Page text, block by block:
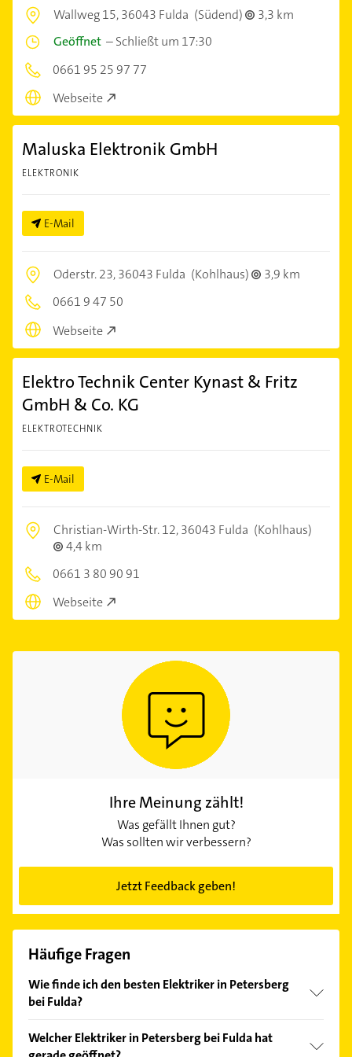
Wallweg 15,36043 Fulda (Südend)
3,3 km
Geöffnet –Schließt um 17:30
0661 95 25 97 77
Webseite
Maluska Elektronik GmbH
ELEKTRONIK
E-Mail
Oderstr. 23,36043 Fulda (Kohlhaus)
3,9 km
0661 9 47 50
Webseite
Elektro Technik Center Kynast & Fritz
GmbH & Co. KG
ELEKTROTECHNIK
E-Mail
Christian-Wirth-Str. 12,36043 Fulda (Kohlhaus)
4,4 km
0661 3 80 90 91
Webseite
Ihre Meinung zählt!
Was gefällt Ihnen gut?
Was sollten wir verbessern?
Jetzt Feedback geben!
Häufige Fragen
Wie finde ich den besten Elektriker in Petersberg
bei Fulda?
Kundenmeinungen und profitieren Sie von den
Welcher Elektriker in Petersberg bei Fulda hat